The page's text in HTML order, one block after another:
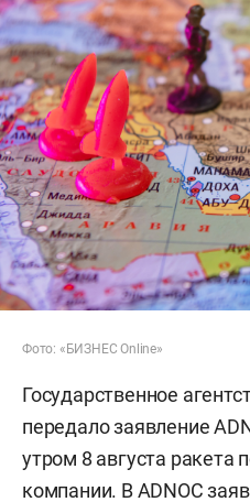
Фото: «БИЗНЕС Online»
Государственное
передало заявление
утром 8 августа ракета
компании. В ADNOC